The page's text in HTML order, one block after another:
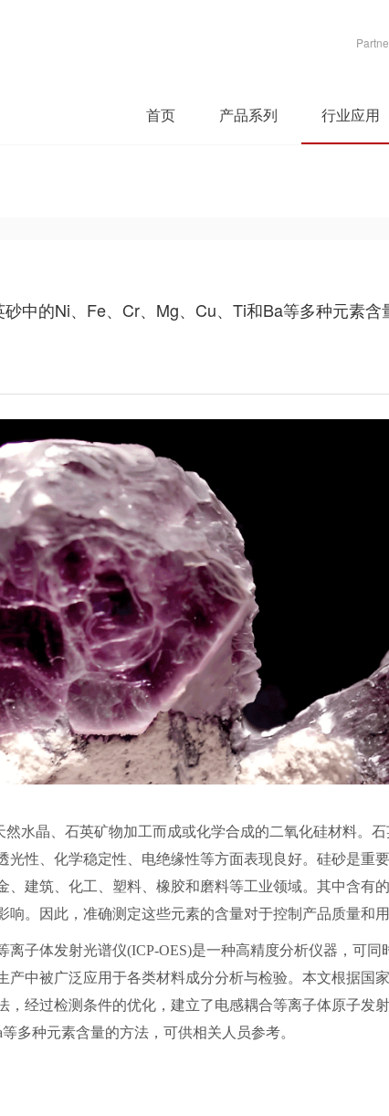
首页 产品系列 行业应用
中的Ni、Fe、Cr、Mg、Cu、Ti和Ba等多种元素含
水晶、石英矿物加工而成或化学合成的二氧化硅材料。
光性、化学稳定性、电绝缘性等方面表现良好。硅砂是重
、建筑、化工、塑料、橡胶和磨料等工业领域。其中含有
响。因此，准确测定这些元素的含量对于控制产品质量和用
离子体发射光谱仪(ICP-OES)是一种高精度分析仪器，可同
产中被广泛应用于各类材料成分分析与检验。本文根据国
，经过检测条件的优化，建立了电感耦合等离子体原子发
等多种元素含量的方法，可供相关人员参考。